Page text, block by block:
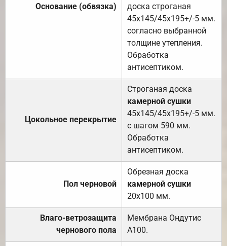
Основание (обвязка)
доска строганая
45х145/45х195+/-5 мм.
согласно выбранной
толщине утепления.
Обработка
антисептиком.
Цокольное перекрытие
Строганая доска
камерной сушки
45х145/45х195+/-5 мм.
с шагом 590 мм.
Обработка
антисептиком.
Пол черновой
Обрезная доска
камерной сушки
20х100 мм.
Влаго-ветрозащита
чернового пола
Мембрана Ондутис
А100.